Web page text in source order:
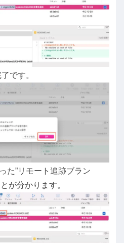
です。
た”リモート追跡ブラン
が分かります。